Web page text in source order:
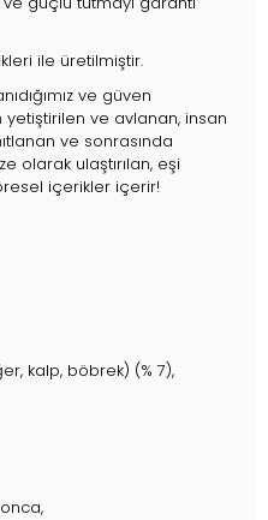
ile üretilmiştir.
ve güven
ve avlanan, insan
ve sonrasında
olarak ulaştırılan, eşi
içerikler içerir!
kalp, böbrek) (% 7),